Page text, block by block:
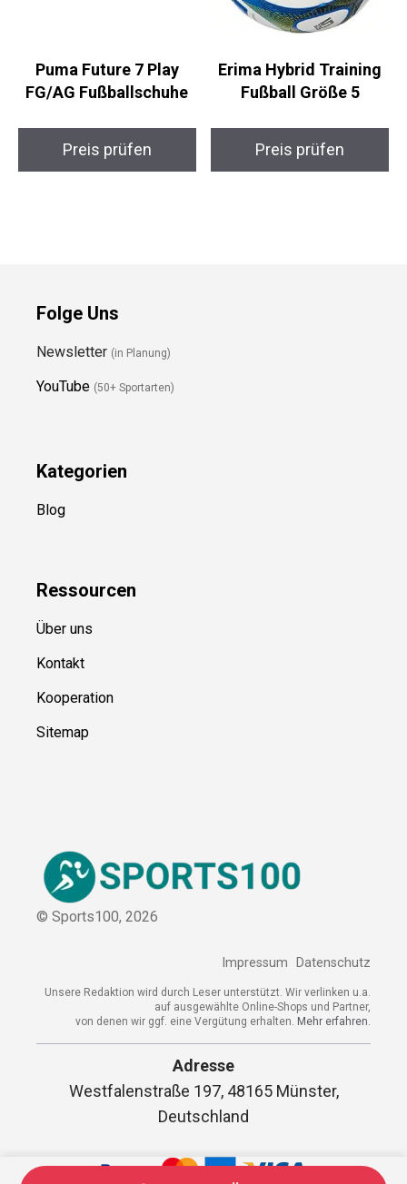
Puma Future 7 Play
FG/AG Fußballschuhe
Preis prüfen
Erima Hybrid Training
Fußball Größe 5
Preis prüfen
Folge Uns
Newsletter (in Planung)
YouTube (50+ Sportarten)
Kategorien
Blog
Ressourcen
Über uns
Kontakt
Kooperation
Sitemap
© Sports100, 2026
Impressum Datenschutz
Unsere Redaktion wird durch Leser unterstützt. Wir verlinken u.a.
auf ausgewählte Online-Shops und Partner,
von denen wir ggf. eine Vergütung erhalten. Mehr erfahren.
Adresse
Westfalenstraße 197, 48165 Münster,
Deutschland